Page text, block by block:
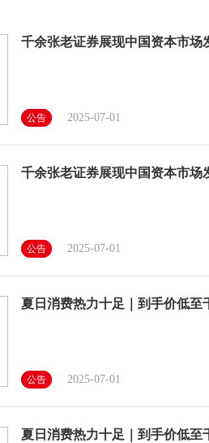
千余张老证券展现中国资本市场
公告 2025-07-01
千余张老证券展现中国资本市场
公告 2025-07-01
夏日消费热力十足｜到手价低至
公告 2025-07-01
夏日消费热力十足｜到手价低至